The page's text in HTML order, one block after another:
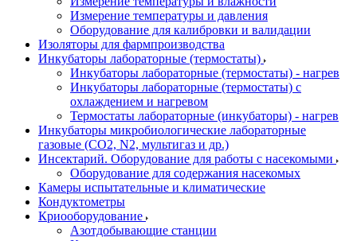
Измерение температуры и давления
Оборудование для калибровки и валидации
Изоляторы для фармпроизводства
Инкубаторы лабораторные (термостаты)
Инкубаторы лабораторные (термостаты) - нагрев
Инкубаторы лабораторные (термостаты) с
охлаждением и нагревом
Термостаты лабораторные (инкубаторы) - нагрев
Инкубаторы микробиологические лабораторные
газовые (CO2, N2, мультигаз и др.)
Инсектарий. Оборудование для работы с насекомыми
Оборудование для содержания насекомых
Камеры испытательные и климатические
Кондуктометры
Криооборудование
Азотдобывающие станции